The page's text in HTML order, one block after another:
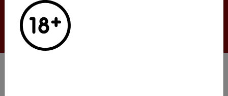
Галлюцинации больших языковых моделей
в клинической урологии